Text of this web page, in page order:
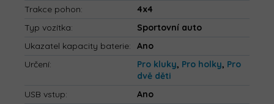
Trakce pohon:
4x4
Typ vozítka:
Sportovní auto
Ukazatel kapacity baterie:
Ano
Určení: Pro kluky, Pro holky, Pro
dvě děti
USB vstup:
Ano